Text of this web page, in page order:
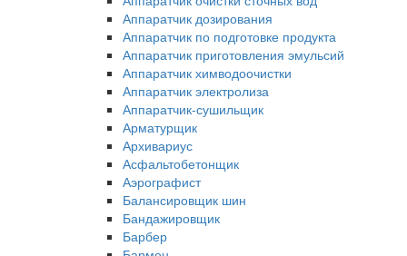
Аппаратчик дозирования
Аппаратчик по подготовке продукта
Аппаратчик приготовления эмульсий
Аппаратчик химводоочистки
Аппаратчик электролиза
Аппаратчик-сушильщик
Арматурщик
Архивариус
Асфальтобетонщик
Аэрографист
Балансировщик шин
Бандажировщик
Барбер